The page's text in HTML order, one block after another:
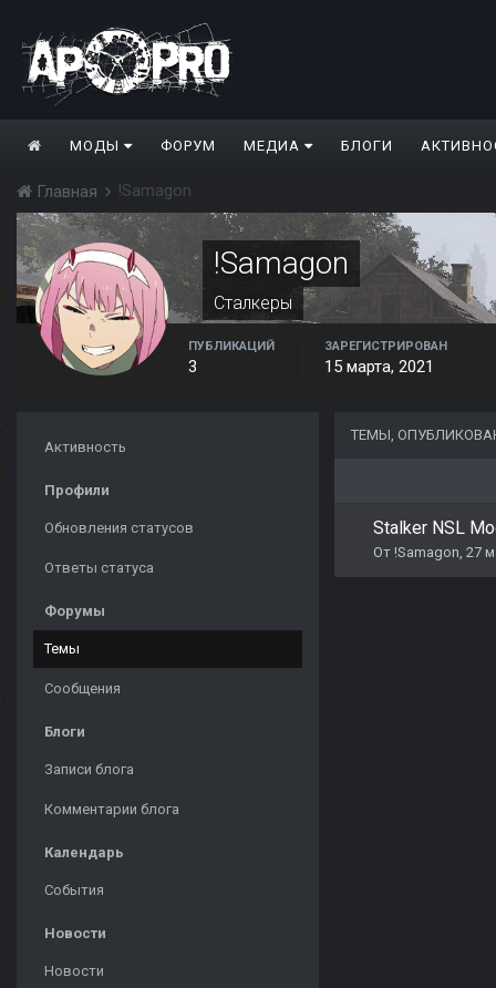
МОДЫ ФОРУМ МЕДИА БЛОГИ
Главная !Samagon
!Samagon
Сталкеры
ПУБЛИКАЦИЙ
3
ЗАРЕГИСТРИРОВАН
15 марта, 2021
Активность
Профили
Обновления статусов
Ответы статуса
Форумы
Темы
Сообщения
Блоги
Записи блога
Комментарии блога
Календарь
События
Новости
Новости
ТЕМЫ,
Stalker NSL
От !Samagon, 27